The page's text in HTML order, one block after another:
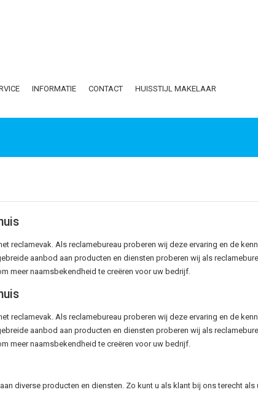
INFORMATIE CONTACT HUISSTIJL MAKELAAR
reclamevak. Als reclamebureau proberen wij deze ervaring en de
aanbod aan producten en diensten proberen wij als
meer naamsbekendheid te creëren voor uw bedrijf.
reclamevak. Als reclamebureau proberen wij deze ervaring en de
aanbod aan producten en diensten proberen wij als
meer naamsbekendheid te creëren voor uw bedrijf.
diverse producten en diensten. Zo kunt u als klant bij ons terecht